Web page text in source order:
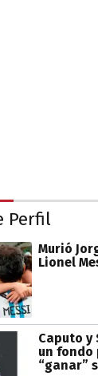
Perfil
Murió
Lionel
Caputo y
un fondo
“ganar”